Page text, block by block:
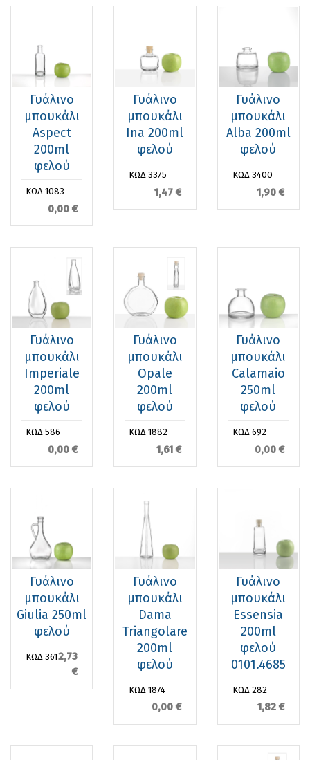
Γυάλινο
μπουκάλι
Aspect
200ml
φελού
ΚΩΔ 1083
0,00 €
Γυάλινο
μπουκάλι
Ιna 200ml
φελού
ΚΩΔ 3375
1,47 €
Γυάλινο
μπουκάλι
Alba 200ml
φελού
ΚΩΔ 3400
1,90 €
Γυάλινο
μπουκάλι
Imperiale
200ml
φελού
ΚΩΔ 586
0,00 €
Γυάλινο
μπουκάλι
Opale
200ml
φελού
ΚΩΔ 1882
1,61 €
Γυάλινο
μπουκάλι
Calamaio
250ml
φελού
ΚΩΔ 692
0,00 €
Γυάλινο
μπουκάλι
Giulia 250ml
φελού
ΚΩΔ 3612,73
€
Γυάλινο
μπουκάλι
Dama
Triangolare
200ml
φελού
ΚΩΔ 1874
0,00 €
Γυάλινο
μπουκάλι
Essensia
200ml
φελού
0101.4685
ΚΩΔ 282
1,82 €